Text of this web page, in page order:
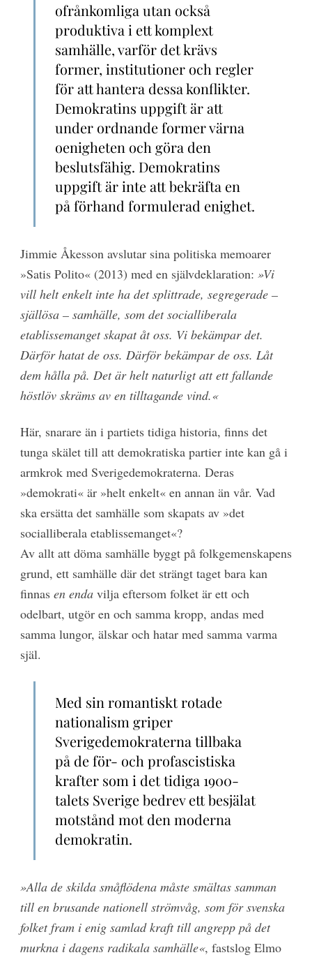
ofrånkomliga utan också
produktiva i ett komplext
samhälle, varför det krävs
former, institutioner och regler
för att hantera dessa konflikter.
Demokratins uppgift är att
under ordnande former värna
oenigheten och göra den
beslutsfähig. Demokratins
uppgift är inte att bekräfta en
på förhand formulerad enighet.
Jimmie Åkesson avslutar sina politiska memoarer
»Satis Polito« (2013) med en självdeklaration: »Vi
vill helt enkelt inte ha det splittrade, segregerade –
själlösa – samhälle, som det socialliberala
etablissemanget skapat åt oss. Vi bekämpar det.
Därför hatat de oss. Därför bekämpar de oss. Låt
dem hålla på. Det är helt naturligt att ett fallande
höstlöv skräms av en tilltagande vind.«
Här, snarare än i partiets tidiga historia, finns det
tunga skälet till att demokratiska partier inte kan gå i
armkrok med Sverigedemokraterna. Deras
»demokrati« är »helt enkelt« en annan än vår. Vad
ska ersätta det samhälle som skapats av »det
socialliberala etablissemanget«?
Av allt att döma samhälle byggt på folkgemenskapens
grund, ett samhälle där det strängt taget bara kan
finnas en endavilja eftersom folket är ett och
odelbart, utgör en och samma kropp, andas med
samma lungor, älskar och hatar med samma varma
själ.
Med sin romantiskt rotade
nationalism griper
Sverigedemokraterna tillbaka
på de för- och profascistiska
krafter som i det tidiga 1900-
talets Sverige bedrev ett besjälat
motstånd mot den moderna
demokratin.
»Alla de skilda småflödena måste smältas samman
till en brusande nationell strömvåg, som för svenska
folket fram i enig samlad kraft till angrepp på det
murkna i dagens radikala samhälle«, fastslog Elmo